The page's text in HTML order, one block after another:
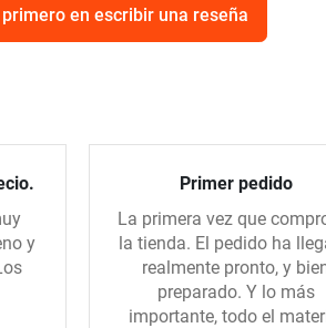
en escribir una reseña
y
Primer pedido
La primera vez que
la tienda. El pedido ha
realmente pronto, y
preparado. Y lo más
importante, todo el